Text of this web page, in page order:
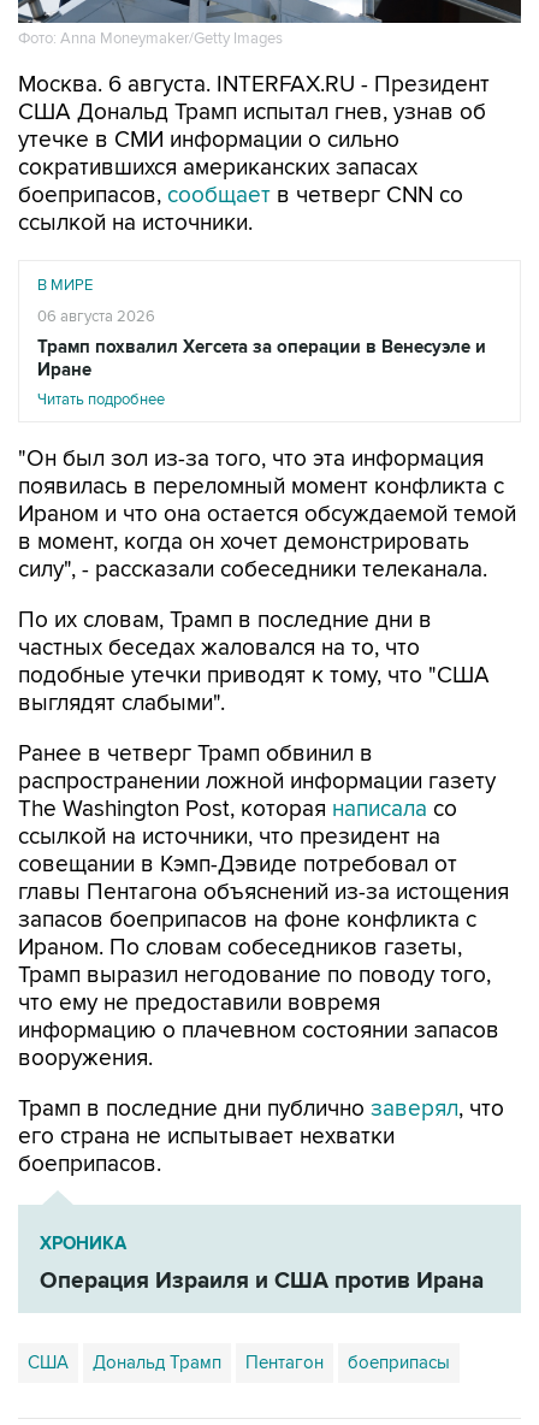
Фото: Anna Moneymaker/Getty Images
Москва. 6 августа. INTERFAX.RU - Президент
США Дональд Трамп испытал гнев, узнав об
утечке в СМИ информации о сильно
сократившихся американских запасах
боеприпасов, сообщает в четверг CNN со
ссылкой на источники.
В МИРЕ
06 августа 2026
Трамп похвалил Хегсета за операции в Венесуэле и
Иране
Читать подробнее
"Он был зол из-за того, что эта информация
появилась в переломный момент конфликта с
Ираном и что она остается обсуждаемой темой
в момент, когда он хочет демонстрировать
силу", - рассказали собеседники телеканала.
По их словам, Трамп в последние дни в
частных беседах жаловался на то, что
подобные утечки приводят к тому, что "США
выглядят слабыми".
Ранее в четверг Трамп обвинил в
распространении ложной информации газету
The Washington Post, которая написала со
ссылкой на источники, что президент на
совещании в Кэмп-Дэвиде потребовал от
главы Пентагона объяснений из-за истощения
запасов боеприпасов на фоне конфликта с
Ираном. По словам собеседников газеты,
Трамп выразил негодование по поводу того,
что ему не предоставили вовремя
информацию о плачевном состоянии запасов
вооружения.
Трамп в последние дни публично заверял, что
его страна не испытывает нехватки
боеприпасов.
ХРОНИКА
Операция Израиля и США против Ирана
США Дональд Трамп Пентагон боеприпасы